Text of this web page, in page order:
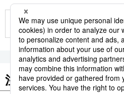
もっと見る
注目のキーワード